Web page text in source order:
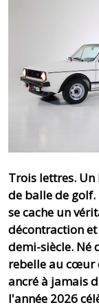
Trois lettres.
de balle de golf.
se cache un
décontraction
demi-siècle. Né
rebelle au cœur
ancré à jamais
l'année 2026